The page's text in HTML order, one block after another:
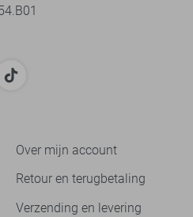
Over mijn account
Retour en terugbetaling
Verzending en levering